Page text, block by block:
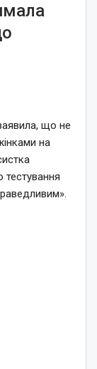
що не
на
тестування